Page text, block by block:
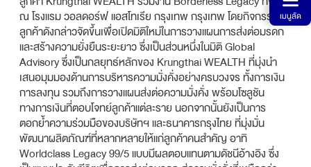
เมนูลัด
ณ โรงแรม วอลดอร์ฟ แอสโทเรีย กรุงเทพ กรุงเทพ โดยกิจกรรม
ลูกค้าดังกล่าวจัดขึ้นเพื่อเปิดมิติใหม่ในการวางแผนการส่งต่อมรดก
และสร้างความยั่งยืนระยะยาว ซึ่งเป็นส่วนหนึ่งในมิติ Global
Advisory ซึ่งเป็นกลยุทธ์หลักของ Krungthai WEALTH ที่มุ่งนำ
เสนอมุมมองด้านการบริหารความมั่งคั่งอย่างครบวงจร ทั้งการเงิน
การลงทุน รวมถึงการวางแผนส่งต่อความมั่งคั่ง พร้อมโซลูชัน
ทางการเงินที่ตอบโจทย์ลูกค้าแต่ละราย นอกจากนั้นยังเป็นการ
ตอกย้ำความร่วมมือของบริษัทฯ และธนาคารกรุงไทย ที่มุ่งมั่น
พัฒนาผลิตภัณฑ์ที่หลากหลายให้แก่ลูกค้าคนสำคัญ อาทิ
Worldclass Legacy 99/5 แบบมีผลตอบแทนตามดัชนีอ้างอิง ซึ่ง